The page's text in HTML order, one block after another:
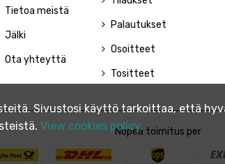
Tietoa meistä
Jälki
Ota yhteyttä
Palautukset
Osoitteet
Tositteet
Nopea toimitus per
Sivustosi käyttö tarkoittaa, että
View cookies policy.